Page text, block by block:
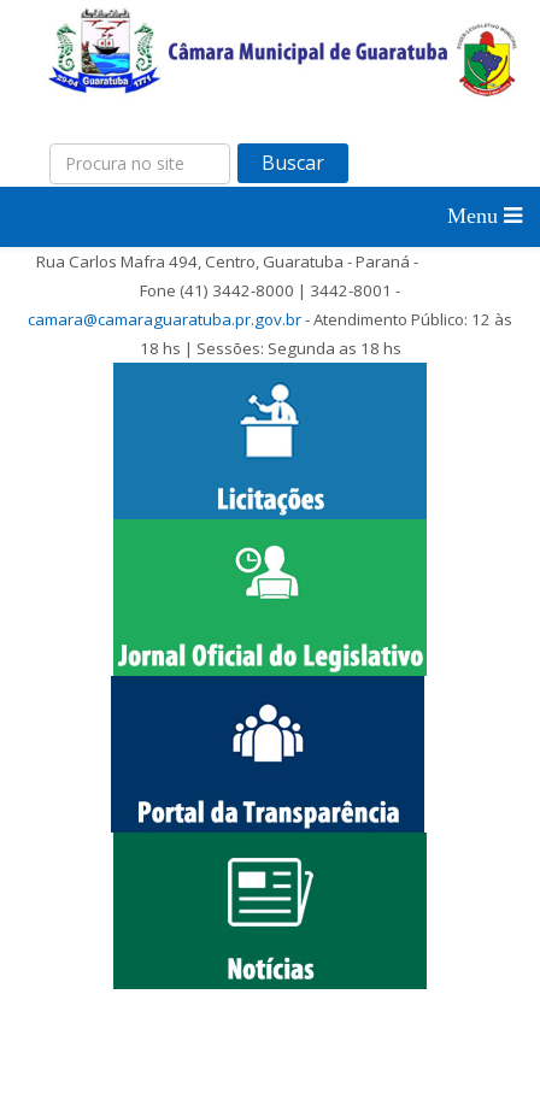
Buscar
Rua Carlos Mafra 494, Centro, Guaratuba - Paraná -
Fone (41) 3442-8000 | 3442-8001 -
camara@camaraguaratuba.pr.gov.br- Atendimento Público: 12 às
18 hs | Sessões: Segunda as 18 hs